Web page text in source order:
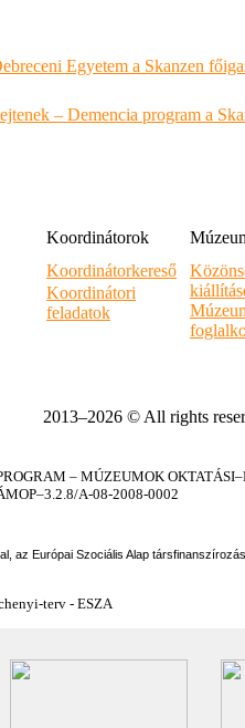
Egyetem a Skanzen
– Demencia program a
Koordinátorok
Koordinátorkereső
Koordinátori
feladatok
2013–2026 © All rights
– MÚZEUMOK
A-08-2008-0002
az Európai Szociális Alap